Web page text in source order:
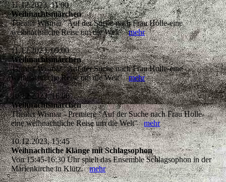
11.12.2023, 11:00
Weihnachtsmärchen
Theater Wismar "Auf der Suche nach Frau Holle-eine
weihnachtliche Reise um die Welt"mehr
11.12.2023, 09:00
Weihnachtsmärchen
Theater Wismar "Auf der Suche nach Frau Holle-eine
weihnachtliche Reise um die Welt"mehr
10.12.2023, 16:00
Weihnachtsmärchen
Theater Wismar - Premiere "Auf der Suche nach Frau Holle-
eine weihnachtliche Reise um die Welt"mehr
10.12.2023, 15:45
Weihnachtliche Klänge mit Schlagsophon
Von 15:45-16:30 Uhr spielt das Ensemble Schlagsophon in der
Marienkirche in Klütz.mehr